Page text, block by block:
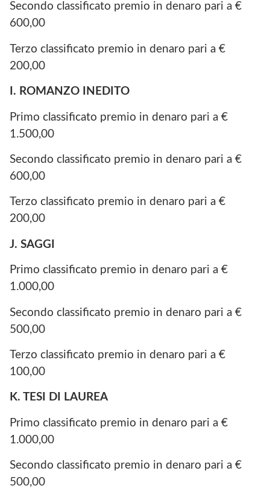
Secondo classificato premio in denaro pari a €
600,00
Terzo classificato premio in denaro pari a €
200,00
I. ROMANZO INEDITO
Primo classificato premio in denaro pari a €
1.500,00
Secondo classificato premio in denaro pari a €
600,00
Terzo classificato premio in denaro pari a €
200,00
J. SAGGI
Primo classificato premio in denaro pari a €
1.000,00
Secondo classificato premio in denaro pari a €
500,00
Terzo classificato premio in denaro pari a €
100,00
K. TESI DI LAUREA
Primo classificato premio in denaro pari a €
1.000,00
Secondo classificato premio in denaro pari a €
500,00